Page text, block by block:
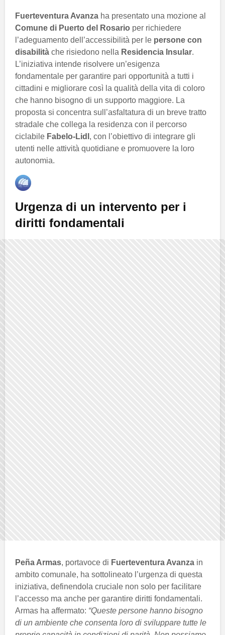
Fuerteventura Avanza ha presentato una mozione al
Comune di Puerto del Rosario per richiedere
l’adeguamento dell’accessibilità per le persone con
disabilità che risiedono nella Residencia Insular.
L’iniziativa intende risolvere un’esigenza
fondamentale per garantire pari opportunità a tutti i
cittadini e migliorare così la qualità della vita di coloro
che hanno bisogno di un supporto maggiore. La
proposta si concentra sull’asfaltatura di un breve tratto
stradale che collega la residenza con il percorso
ciclabile Fabelo-Lidl , con l’obiettivo di integrare gli
utenti nelle attività quotidiane e promuovere la loro
autonomia.
Urgenza di un intervento per i
diritti fondamentali
Peña Armas, portavoce di Fuerteventura Avanza in
ambito comunale, ha sottolineato l’urgenza di questa
iniziativa, definendola cruciale non solo per facilitare
l’accesso ma anche per garantire diritti fondamentali.
Armas ha affermato: “Queste persone hanno bisogno
di un ambiente che consenta loro di sviluppare tutte le